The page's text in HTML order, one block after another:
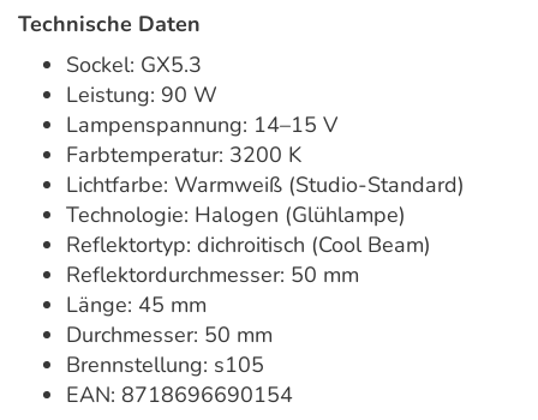
Technische Daten
Sockel: GX5.3
Leistung: 90 W
Lampenspannung: 14–15 V
Farbtemperatur: 3200 K
Lichtfarbe: Warmweiß (Studio-Standard)
Technologie: Halogen (Glühlampe)
Reflektortyp: dichroitisch (Cool Beam)
Reflektordurchmesser: 50 mm
Länge: 45 mm
Durchmesser: 50 mm
Brennstellung: s105
EAN: 8718696690154